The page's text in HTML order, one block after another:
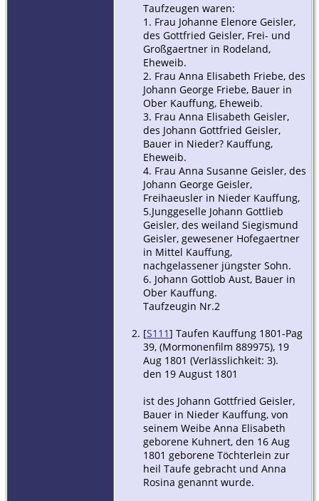
Taufzeugen waren:
1. Frau Johanne Elenore Geisler,
des Gottfried Geisler, Frei- und
Großgaertner in Rodeland,
Eheweib.
2. Frau Anna Elisabeth Friebe, des
Johann George Friebe, Bauer in
Ober Kauffung, Eheweib.
3. Frau Anna Elisabeth Geisler,
des Johann Gottfried Geisler,
Bauer in Nieder? Kauffung,
Eheweib.
4. Frau Anna Susanne Geisler, des
Johann George Geisler,
Freihaeusler in Nieder Kauffung,
5.Junggeselle Johann Gottlieb
Geisler, des weiland Siegismund
Geisler, gewesener Hofegaertner
in Mittel Kauffung,
nachgelassener jüngster Sohn.
6. Johann Gottlob Aust, Bauer in
Ober Kauffung.
Taufzeugin Nr.2
[S111] Taufen Kauffung 1801-Pag
39, (Mormonenfilm 889975), 19
Aug 1801 (Verlässlichkeit: 3).
den 19 August 1801
ist des Johann Gottfried Geisler,
Bauer in Nieder Kauffung, von
seinem Weibe Anna Elisabeth
geborene Kuhnert, den 16 Aug
1801 geborene Töchterlein zur
heil Taufe gebracht und Anna
Rosina genannt wurde.